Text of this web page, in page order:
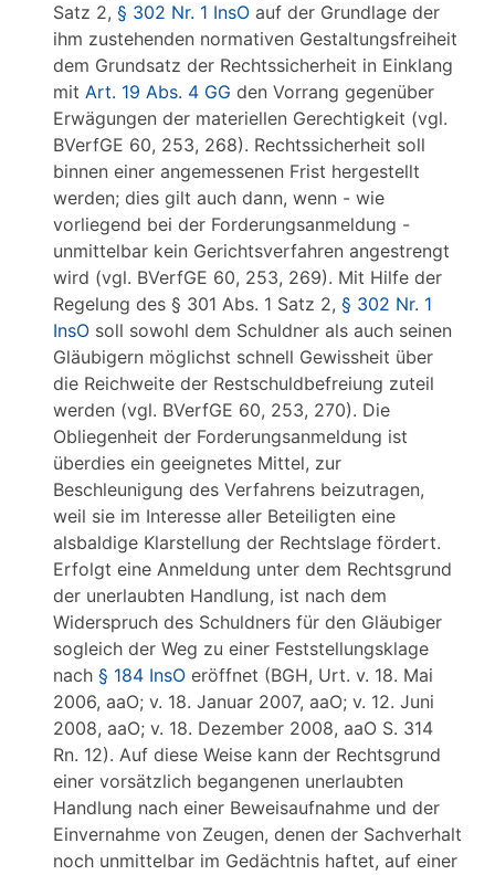
Satz 2, § 302 Nr. 1 InsO auf der Grundlage der
ihm zustehenden normativen Gestaltungsfreiheit
dem Grundsatz der Rechtssicherheit in Einklang
mit Art. 19 Abs. 4 GG den Vorrang gegenüber
Erwägungen der materiellen Gerechtigkeit (vgl.
BVerfGE 60, 253, 268). Rechtssicherheit soll
binnen einer angemessenen Frist hergestellt
werden; dies gilt auch dann, wenn - wie
vorliegend bei der Forderungsanmeldung -
unmittelbar kein Gerichtsverfahren angestrengt
wird (vgl. BVerfGE 60, 253, 269). Mit Hilfe der
Regelung des § 301 Abs. 1 Satz 2, § 302 Nr. 1
InsO soll sowohl dem Schuldner als auch seinen
Gläubigern möglichst schnell Gewissheit über
die Reichweite der Restschuldbefreiung zuteil
werden (vgl. BVerfGE 60, 253, 270). Die
Obliegenheit der Forderungsanmeldung ist
überdies ein geeignetes Mittel, zur
Beschleunigung des Verfahrens beizutragen,
weil sie im Interesse aller Beteiligten eine
alsbaldige Klarstellung der Rechtslage fördert.
Erfolgt eine Anmeldung unter dem Rechtsgrund
der unerlaubten Handlung, ist nach dem
Widerspruch des Schuldners für den Gläubiger
sogleich der Weg zu einer Feststellungsklage
nach § 184 InsO eröffnet (BGH, Urt. v. 18. Mai
2006, aaO; v. 18. Januar 2007, aaO; v. 12. Juni
2008, aaO; v. 18. Dezember 2008, aaO S. 314
Rn. 12). Auf diese Weise kann der Rechtsgrund
einer vorsätzlich begangenen unerlaubten
Handlung nach einer Beweisaufnahme und der
Einvernahme von Zeugen, denen der Sachverhalt
noch unmittelbar im Gedächtnis haftet, auf einer